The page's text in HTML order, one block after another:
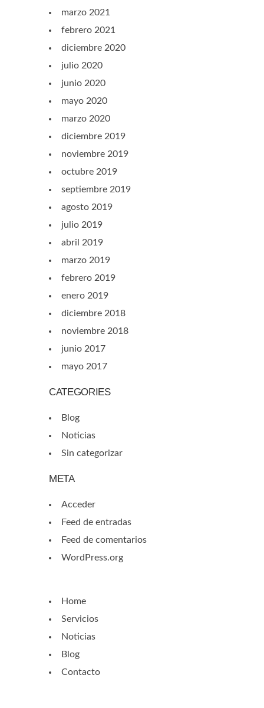
marzo 2021
febrero 2021
diciembre 2020
julio 2020
junio 2020
mayo 2020
marzo 2020
diciembre 2019
noviembre 2019
octubre 2019
septiembre 2019
agosto 2019
julio 2019
abril 2019
marzo 2019
febrero 2019
enero 2019
diciembre 2018
noviembre 2018
junio 2017
mayo 2017
CATEGORIES
Blog
Noticias
Sin categorizar
META
Acceder
Feed de entradas
Feed de comentarios
WordPress.org
Home
Servicios
Noticias
Blog
Contacto